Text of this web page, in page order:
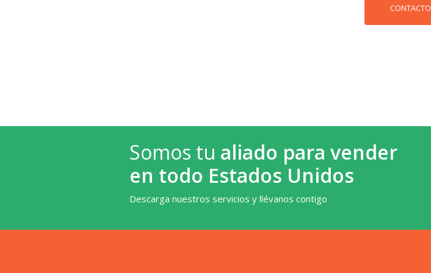
CONTACTO
Somos tu aliado para vender
en todo Estados Unidos
Descarga nuestros servicios y llévanos contigo